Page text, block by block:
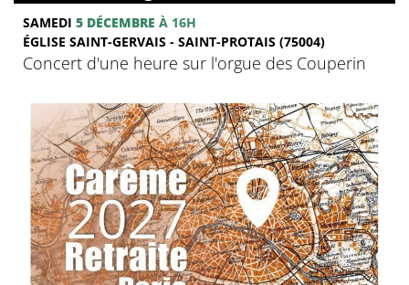
SAMEDI 5 DÉCEMBRE À 16H
ÉGLISE SAINT-GERVAIS - SAINT-PROTAIS (75004)
Concert d'une heure sur l'orgue des Couperin